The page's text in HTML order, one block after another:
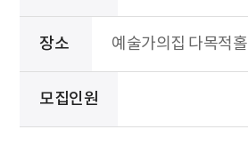
장소 예술가의집 다목적홀
모집인원